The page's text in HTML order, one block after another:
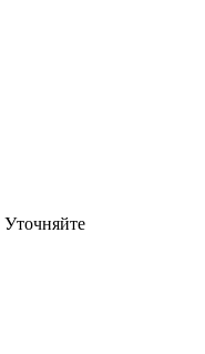
Уточняйте